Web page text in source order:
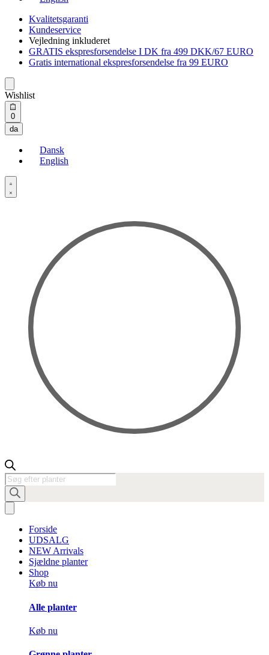
Kvalitetsgaranti
Kundeservice
Vejledning inkluderet
GRATIS ekspresforsendelse I DK fra 499 DKK/67 EURO
Gratis international ekspresforsendelse fra 99 EURO
Wishlist
0Open
cart
da
Dansk
English
Open
Account
details
Products
search
Forside
UDSALG
NEW Arrivals
Sjældne planter
Shop
Køb nu
Alle planter
Køb nu